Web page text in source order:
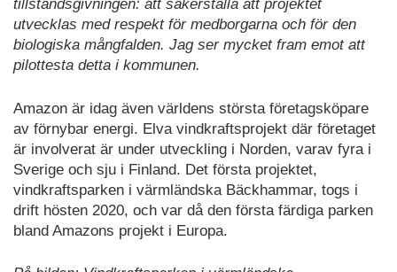
tillståndsgivningen: att säkerställa att projektet
utvecklas med respekt för medborgarna och för den
biologiska mångfalden. Jag ser mycket fram emot att
pilottesta detta i kommunen.
Amazon är idag även världens största företagsköpare
av förnybar energi. Elva vindkraftsprojekt där företaget
är involverat är under utveckling i Norden, varav fyra i
Sverige och sju i Finland. Det första projektet,
vindkraftsparken i värmländska Bäckhammar, togs i
drift hösten 2020, och var då den första färdiga parken
bland Amazons projekt i Europa.